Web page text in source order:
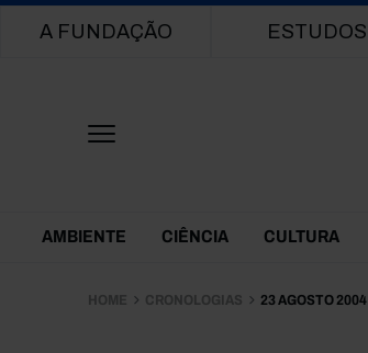
Main navigation
A FUNDAÇÃO ESTUDOS
Themes Menu
AMBIENTE CIÊNCIA CULTURA
HOME CRONOLOGIAS 23 AGOSTO 2004